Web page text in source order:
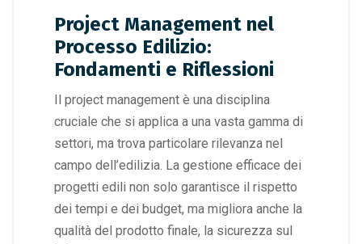
Project Management nel
Processo Edilizio:
Fondamenti e Riflessioni
Il project management è una disciplina
cruciale che si applica a una vasta gamma di
settori, ma trova particolare rilevanza nel
campo dell’edilizia. La gestione efficace dei
progetti edili non solo garantisce il rispetto
dei tempi e dei budget, ma migliora anche la
qualità del prodotto finale, la sicurezza sul